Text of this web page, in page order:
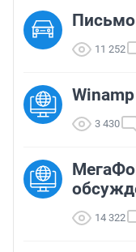
11 252
3 430
14 322